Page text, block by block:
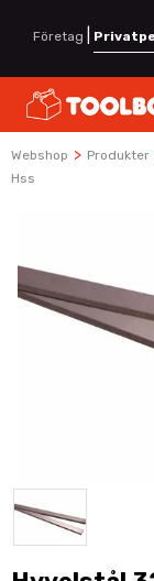
Företag
Webshop > Produkter
Hss